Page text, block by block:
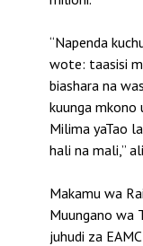
“Napenda
wote: taasisi
biashara na
kuunga mkono
Milima yaTao
hali na mali,”
Makamu wa
Muungano wa
juhudi za